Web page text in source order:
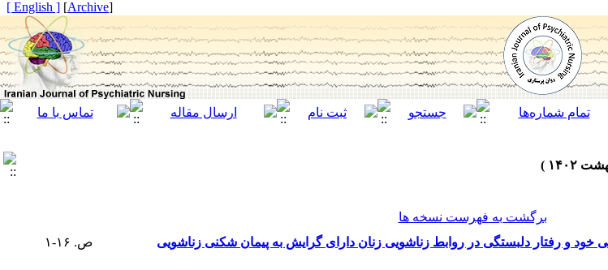
[
Archive
]
[ English ]
برگشت به فهرست نسخه ها
خود و رفتار دلبستگی در روابط زناشویی زنان دارای گرایش به پیمان شکنی زناشویی
ص. ۱۶-۱